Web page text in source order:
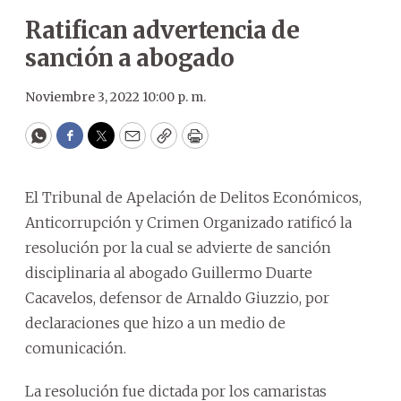
Ratifican advertencia de
sanción a abogado
Noviembre 3, 2022 10:00 p. m.
WhatsApp
Facebook
Twitter
EmailCopyPrint
El Tribunal de Apelación de Delitos Económicos,
Anticorrupción y Crimen Organizado ratificó la
resolución por la cual se advierte de sanción
disciplinaria al abogado Guillermo Duarte
Cacavelos, defensor de Arnaldo Giuzzio, por
declaraciones que hizo a un medio de
comunicación.
La resolución fue dictada por los camaristas